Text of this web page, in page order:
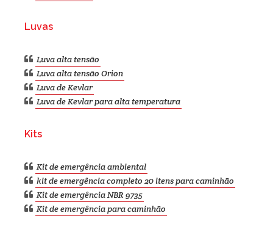
Luvas
Luva alta tensão
Luva alta tensão Orion
Luva de Kevlar
Luva de Kevlar para alta temperatura
Kits
Kit de emergência ambiental
kit de emergência completo 20 itens para caminhão
Kit de emergência NBR 9735
Kit de emergência para caminhão